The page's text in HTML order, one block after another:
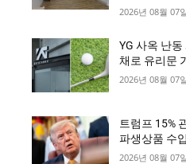
2026년 08월 07
YG 사옥 난
채로 유리문
2026년 08월 07
트럼프 15%
파생상품 수
2026년 08월 07